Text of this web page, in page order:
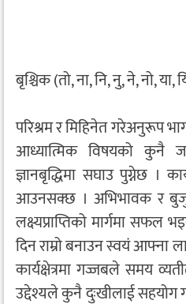
बृश्चिक (तो, ना, नि, नु, ने, नो, या,
परिश्रम र मिहिनेत गरेअनुरूप
आध्यात्मिक विषयको कुनै
ज्ञानबृद्धिमा सघाउ पुग्नेछ ।
आउनसक्छ । अभिभावक र
लक्ष्यप्राप्तिको मार्गमा सफल
दिन राम्रो बनाउन स्वयं आफ्ना
कार्यक्षेत्रमा गज्जबले समय
उद्देश्यले कुनै दुःखीलाई सहयोग